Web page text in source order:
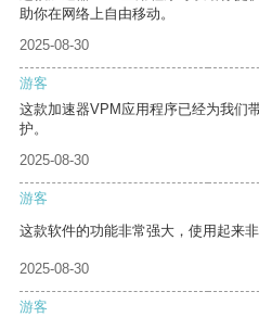
助你在网络上自由移动。
2025-08-30
游客
这款加速器VPM应用程序已经为我们
护。
2025-08-30
游客
这款软件的功能非常强大，使用起来非
2025-08-30
游客